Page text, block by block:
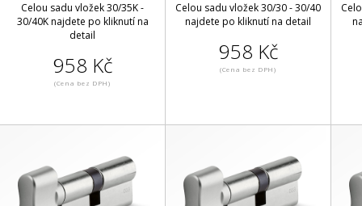
Celou sadu vložek 30/35K -
30/40K najdete po kliknutí na
detail
958 Kč
(Cena bez DPH)
Celou sadu vložek 30/30 - 30/40
najdete po kliknutí na detail
958 Kč
(Cena bez DPH)